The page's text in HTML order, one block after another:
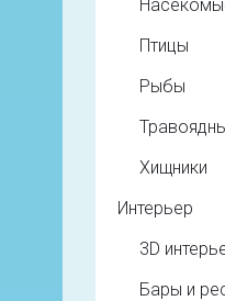
Птицы
Рыбы
Хищники
Интерьер
3D
Бары и